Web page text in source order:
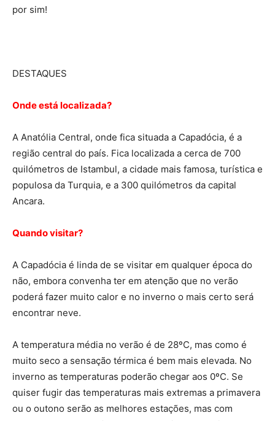
por sim!
DESTAQUES
Onde está localizada?
A Anatólia Central, onde fica situada a Capadócia, é a
região central do país. Fica localizada a cerca de 700
quilómetros de Istambul, a cidade mais famosa, turística e
populosa da Turquia, e a 300 quilómetros da capital
Ancara.
Quando visitar?
A Capadócia é linda de se visitar em qualquer época do
não, embora convenha ter em atenção que no verão
poderá fazer muito calor e no inverno o mais certo será
encontrar neve.
A temperatura média no verão é de 28ºC, mas como é
muito seco a sensação térmica é bem mais elevada. No
inverno as temperaturas poderão chegar aos 0ºC. Se
quiser fugir das temperaturas mais extremas a primavera
ou o outono serão as melhores estações, mas com